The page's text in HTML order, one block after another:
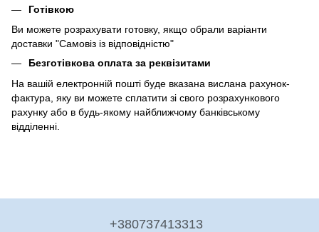
Готівкою
Ви можете розрахувати готовку, якщо обрали варіанти
доставки "Самовіз із відповідністю"
Безготівкова оплата за реквізитами
На вашій електронній пошті буде вказана вислана рахунок-
фактура, яку ви можете сплатити зі свого розрахункового
рахунку або в будь-якому найближчому банківському
відділенні.
+380737413313